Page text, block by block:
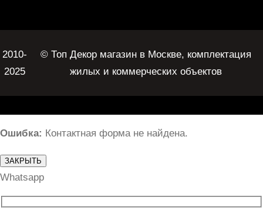
2010-
2025
© Топ Декор магазин в Москве, комплектация
жилых и коммерческих объектов
Ошибка: Контактная форма не найдена.
ЗАКРЫТЬ
Whatsapp